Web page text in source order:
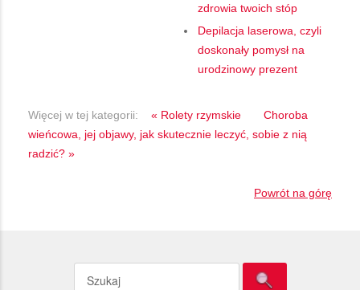
zdrowia twoich stóp
Depilacja laserowa, czyli
doskonały pomysł na
urodzinowy prezent
Więcej w tej kategorii: « Rolety rzymskie
Choroba
wieńcowa, jej objawy, jak skutecznie leczyć, sobie z nią
radzić? »
Powrót na górę